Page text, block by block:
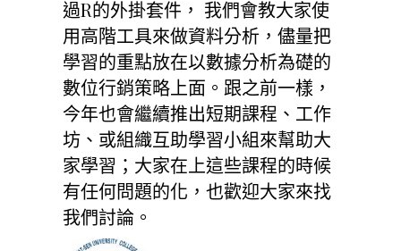
過R的外掛套件， 我們會教大家使
用高階工具來做資料分析，儘量把
學習的重點放在以數據分析為礎的
數位行銷策略上面。跟之前一樣，
今年也會繼續推出短期課程、工作
坊、或組織互助學習小組來幫助大
家學習；大家在上這些課程的時候
有任何問題的化，也歡迎大家來找
我們討論。